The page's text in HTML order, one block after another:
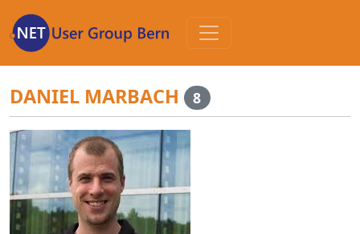
Inhalt
DANIEL MARBACH 8